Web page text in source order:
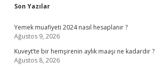
Sidebar
Son Yazılar
Yemek muafiyeti 2024 nasıl hesaplanır ?
Ağustos 9, 2026
Kuveyt’te bir hemşirenin aylık maaşı ne kadardır ?
Ağustos 8, 2026